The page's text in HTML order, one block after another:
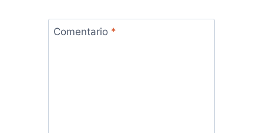
Comentario *